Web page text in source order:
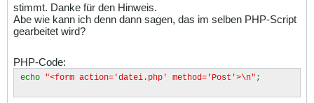
stimmt. Danke für den Hinweis.
Abe wie kann ich denn dann sagen, das im selben PHP-Script
gearbeitet wird?
PHP-Code:
echo "<form action='datei.php' method='Post'>\n" ;